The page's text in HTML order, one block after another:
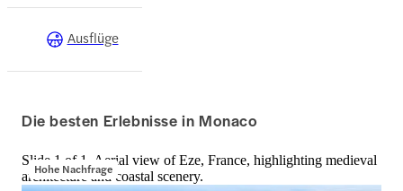
Ausflüge
Die besten Erlebnisse in Monaco
Hohe Nachfrage
Slide 1 of 1, Aerial view of Eze, France, highlighting medieval
architecture and coastal scenery.